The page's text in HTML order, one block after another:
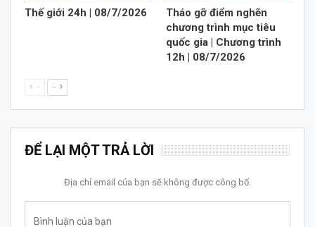
Thế giới 24h | 08/7/2026
Tháo gỡ điểm nghẽn
chương trình mục tiêu
quốc gia | Chương trình
12h | 08/7/2026
-- --
ĐỂ LẠI MỘT TRẢ LỜI
Địa chỉ email của bạn sẽ không được công bố.